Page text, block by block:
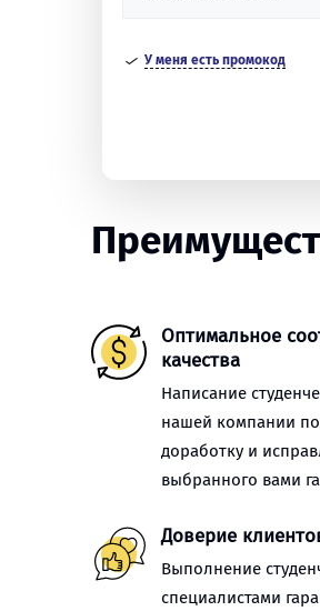
У меня есть промокод
Оптимальное
качества
Написание
нашей компании
доработку и
выбранного вами
Доверие
Выполнение
специалистами